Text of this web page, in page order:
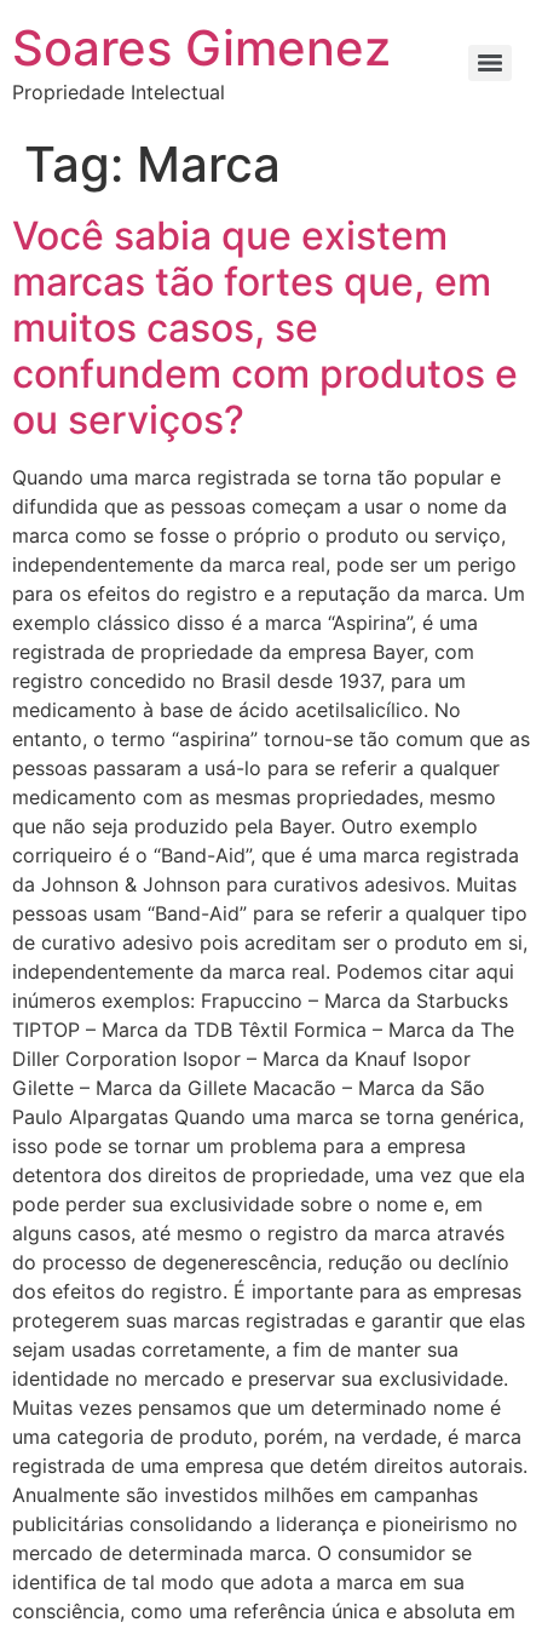
Soares Gimenez
Propriedade Intelectual
Tag: Marca
Você sabia que existem
marcas tão fortes que, em
muitos casos, se
confundem com produtos e
ou serviços?
Quando uma marca registrada se torna tão popular e
difundida que as pessoas começam a usar o nome da
marca como se fosse o próprio o produto ou serviço,
independentemente da marca real, pode ser um perigo
para os efeitos do registro e a reputação da marca. Um
exemplo clássico disso é a marca “Aspirina”, é uma
registrada de propriedade da empresa Bayer, com
registro concedido no Brasil desde 1937, para um
medicamento à base de ácido acetilsalicílico. No
entanto, o termo “aspirina” tornou-se tão comum que as
pessoas passaram a usá-lo para se referir a qualquer
medicamento com as mesmas propriedades, mesmo
que não seja produzido pela Bayer. Outro exemplo
corriqueiro é o “Band-Aid”, que é uma marca registrada
da Johnson & Johnson para curativos adesivos. Muitas
pessoas usam “Band-Aid” para se referir a qualquer tipo
de curativo adesivo pois acreditam ser o produto em si,
independentemente da marca real. Podemos citar aqui
inúmeros exemplos: Frapuccino – Marca da Starbucks
TIPTOP – Marca da TDB Têxtil Formica – Marca da The
Diller Corporation Isopor – Marca da Knauf Isopor
Gilette – Marca da Gillete Macacão – Marca da São
Paulo Alpargatas Quando uma marca se torna genérica,
isso pode se tornar um problema para a empresa
detentora dos direitos de propriedade, uma vez que ela
pode perder sua exclusividade sobre o nome e, em
alguns casos, até mesmo o registro da marca através
do processo de degenerescência, redução ou declínio
dos efeitos do registro. É importante para as empresas
protegerem suas marcas registradas e garantir que elas
sejam usadas corretamente, a fim de manter sua
identidade no mercado e preservar sua exclusividade.
Muitas vezes pensamos que um determinado nome é
uma categoria de produto, porém, na verdade, é marca
registrada de uma empresa que detém direitos autorais.
Anualmente são investidos milhões em campanhas
publicitárias consolidando a liderança e pioneirismo no
mercado de determinada marca. O consumidor se
identifica de tal modo que adota a marca em sua
consciência, como uma referência única e absoluta em